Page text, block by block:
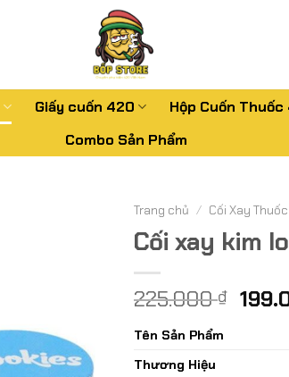
Giấy cuốn 420 Hộp Cuốn Thuốc
Combo Sản Phẩm
Trang chủ / Cối Xay Thuốc
Cối xay kim
225.000₫ Giá
Tên Sản Phẩm
Thương Hiệu